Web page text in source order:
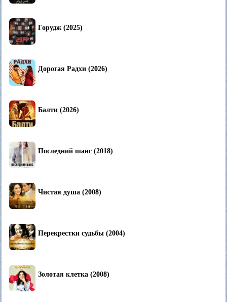
Горудж (2025)
Дорогая Радхи (2026)
Балти (2026)
Последний шанс (2018)
Чистая душа (2008)
Перекрестки судьбы (2004)
Золотая клетка (2008)